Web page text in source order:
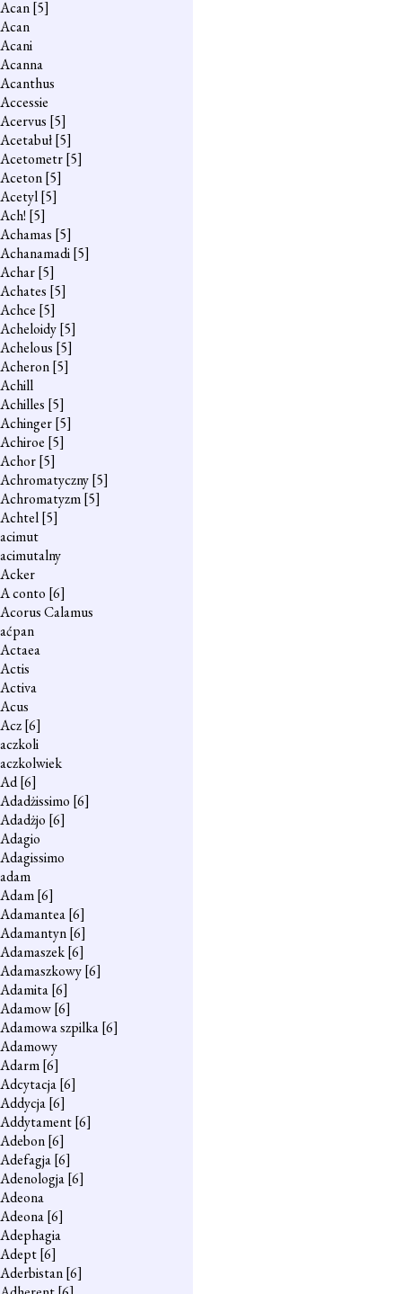
Acan[5]
Acan
Acani
Acanna
Acanthus
Accessie
Acervus [5]
Acetabuł[5]
Acetometr[5]
Aceton[5]
Acetyl[5]
Ach! [5]
Achamas [5]
Achanamadi[5]
Achar[5]
Achates [5]
Achce [5]
Acheloidy[5]
Achelous [5]
Acheron[5]
Achill
Achilles [5]
Achinger[5]
Achiroe [5]
Achor[5]
Achromatyczny[5]
Achromatyzm[5]
Achtel[5]
acimut
acimutalny
Acker
A conto [6]
Acorus Calamus
aćpan
Actaea
Actis
Activa
Acus
Acz[6]
aczkoli
aczkolwiek
Ad[6]
Adadżissimo [6]
Adadżjo [6]
Adagio
Adagissimo
adam
Adam[6]
Adamantea[6]
Adamantyn[6]
Adamaszek[6]
Adamaszkowy[6]
Adamita[6]
Adamow[6]
Adamowa szpilka[6]
Adamowy
Adarm[6]
Adcytacja[6]
Addycja[6]
Addytament[6]
Adebon[6]
Adefagja[6]
Adenologja[6]
Adeona
Adeona[6]
Adephagia
Adept[6]
Aderbistan[6]